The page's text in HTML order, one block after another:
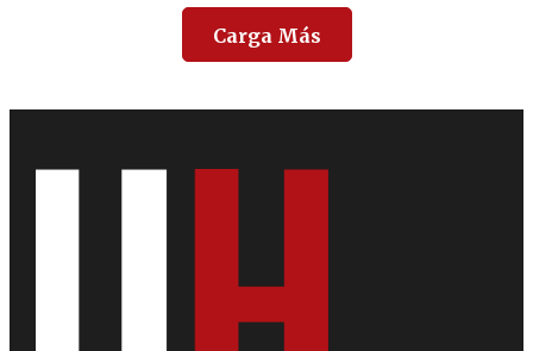
Carga Más